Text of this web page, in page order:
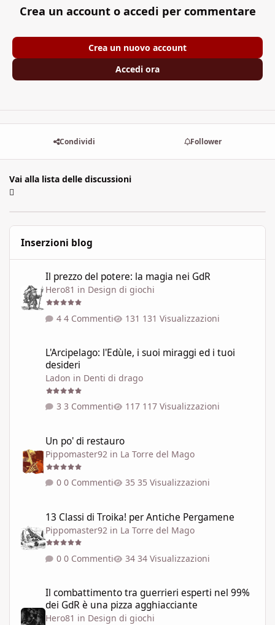
Crea un account o accedi per commentare
Crea un nuovo account
Accedi ora
Condividi Follower
Vai alla lista delle discussioni
Inserzioni blog
Il prezzo del potere: la magia nei GdR
Hero81 in Design di giochi
4 Commenti 131 Visualizzazioni
L'Arcipelago: l'Edùle, i suoi miraggi ed i tuoi
desideri
Ladon in Denti di drago
3 Commenti 117 Visualizzazioni
Un po' di restauro
Pippomaster92 in La Torre del Mago
0 Commenti 35 Visualizzazioni
13 Classi di Troika! per Antiche Pergamene
Pippomaster92 in La Torre del Mago
0 Commenti 34 Visualizzazioni
Il combattimento tra guerrieri esperti nel 99%
dei GdR è una pizza agghiacciante
Hero81 in Design di giochi